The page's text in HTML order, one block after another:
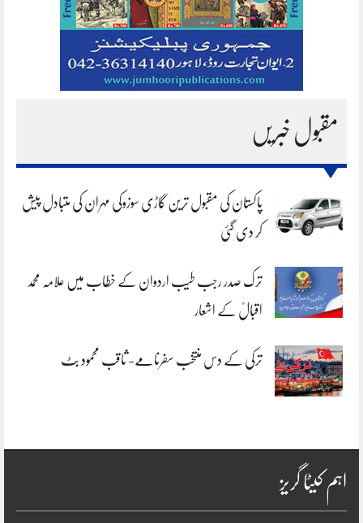
مقبول خبریں
پاکستان کی مقبول ترین گاڑی سوزوکی مہران کی متبادل پیش
کر دی گئی
ترک صدر رجب طیب اردوان کے خطاب میں علامہ محمد
اقبالؒ کے اشعار
ترکی کے دس منتخب سفرنامے- ثاقب محمود بٹ
اہم کیٹا گریز